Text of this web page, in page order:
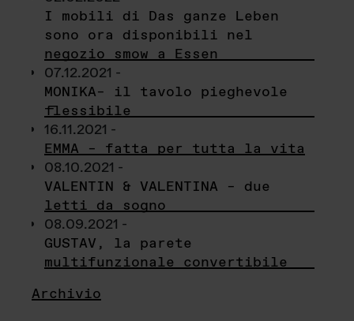
I mobili di Das ganze Leben
sono ora disponibili nel
negozio smow a Essen
07.12.2021 -
MONIKA– il tavolo pieghevole
flessibile
16.11.2021 -
EMMA – fatta per tutta la vita
08.10.2021 -
VALENTIN & VALENTINA – due
letti da sogno
08.09.2021 -
GUSTAV, la parete
multifunzionale convertibile
Archivio